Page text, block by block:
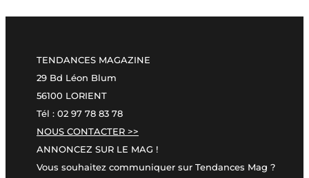
TENDANCES MAGAZINE
29 Bd Léon Blum
56100 LORIENT
Tél : 02 97 78 83 78
NOUS CONTACTER >>
ANNONCEZ SUR LE MAG !
Vous souhaitez communiquer sur Tendances Mag ?